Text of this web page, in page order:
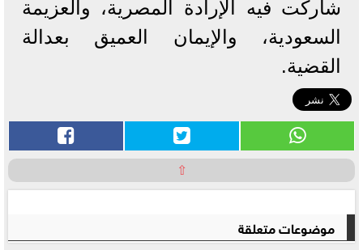
شاركت فيه الإرادة المصرية، والعزيمة
السعودية، والإيمان العميق بعدالة
القضية.
⇧
موضوعات متعلقة